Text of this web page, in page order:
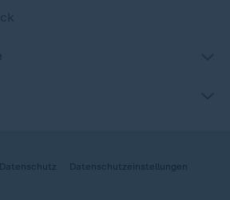
Datenschutz Datenschutzeinstellungen